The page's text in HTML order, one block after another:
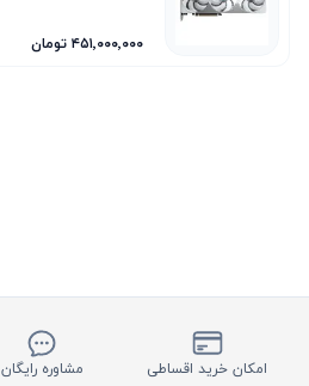
۴۵۱٬۰۰۰٬۰۰۰ تومان
امکان خرید اقساطی مشاوره رایگان